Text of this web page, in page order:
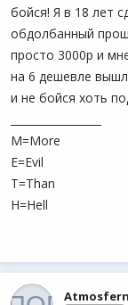
бойся! Я в 18 лет
обдолбанный
просто 3000р и
на 6 дешевле
и не бойся хоть
M=More
E=Evil
T=Than
H=Hell